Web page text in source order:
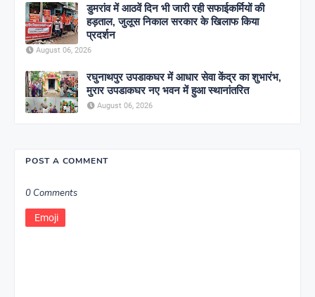
डुमरांव में आठवें दिन भी जारी रही सफाईकर्मियों की
हड़ताल, जुलूस निकाल सरकार के खिलाफ किया
प्रदर्शन
August 06, 2026
रघुनाथपुर उपडाकघर में आधार सेवा केंद्र का शुभारंभ,
मुरार उपडाकघर नए भवन में हुआ स्थानांतरित
August 06, 2026
POST A COMMENT
0 Comments
Emoji